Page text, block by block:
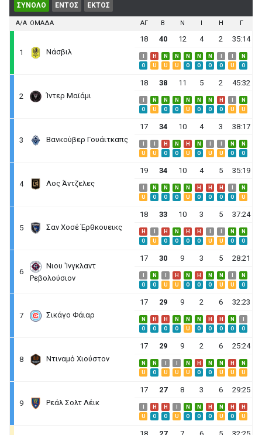
ΣΥΝΟΛΟ ΕΝΤΟΣ ΕΚΤΟΣ
Α/Α ΟΜΑΔΑ ΑΓ B N I H Γ
1 Νάσβιλ
18 40 12 4 2 35:14
H N N N N N
N
O
U U U O O O O U O
2 Ίντερ Μαϊάμι
18 38 11 5 2 45:32
N N N N N N H
N
O
U O O U O O O U U
3 Βανκούβερ Γουάιτκαπς
17 34 10 4 3 38:17
H N H N N
N
U
U O O U O U U O O
4 Λος Άντζελες
19 34 10 4 5 35:19
N N N N H H H
N
U
O O O U O O O O U
5 Σαν Χοσέ Έρθκουεικς
18 33 10 3 5 37:24
H H N H H N
N
O
U O O O O U U O O
6
Νιου 'Ινγκλαντ
Ρεβολούσιον
17 30 9 3 5 28:21
N H N H N N
N
O
O U U O O O U U O
7 Σικάγο Φάιαρ
17 29 9 2 6 32:23
N H H N N N H H N
O
O O O U O O O O O
8 Ντιναμό Χιούστον
17 29 9 2 6 25:24
N N N H N N H
N
U
O U U U O O U U U
9 Ρεάλ Σολτ Λέικ
17 27 8 3 6 29:25
H H N N H N H
H
U
O O U O O O U O U